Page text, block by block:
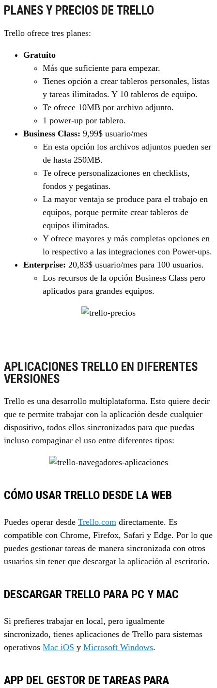
PLANES Y PRECIOS DE TRELLO
Trello ofrece tres planes:
Gratuito
Más que suficiente para empezar.
Tienes opción a crear tableros personales, listas
y tareas ilimitados. Y 10 tableros de equipo.
Te ofrece 10MB por archivo adjunto.
1 power-up por tablero.
Business Class: 9,99$ usuario/mes
En esta opción los archivos adjuntos pueden ser
de hasta 250MB.
Te ofrece personalizaciones en checklists,
fondos y pegatinas.
La mayor ventaja se produce para el trabajo en
equipos, porque permite crear tableros de
equipos ilimitados.
Y ofrece mayores y más completas opciones en
lo respectivo a las integraciones con Power-ups.
Enterprise: 20,83$ usuario/mes para 100 usuarios.
Los recursos de la opción Business Class pero
aplicados para grandes equipos.
APLICACIONES TRELLO EN DIFERENTES
VERSIONES
Trello es una desarrollo multiplataforma. Esto quiere decir
que te permite trabajar con la aplicación desde cualquier
dispositivo, todos ellos sincronizados para que puedas
incluso compaginar el uso entre diferentes tipos:
CÓMO USAR TRELLO DESDE LA WEB
Puedes operar desde Trello.com directamente. Es
compatible con Chrome, Firefox, Safari y Edge. Por lo que
puedes gestionar tareas de manera sincronizada con otros
usuarios sin tener que descargar la aplicación al escritorio.
DESCARGAR TRELLO PARA PC Y MAC
Si prefieres trabajar en local, pero igualmente
sincronizado, tienes aplicaciones de Trello para sistemas
operativos Mac iOS y Microsoft Windows.
APP DEL GESTOR DE TAREAS PARA